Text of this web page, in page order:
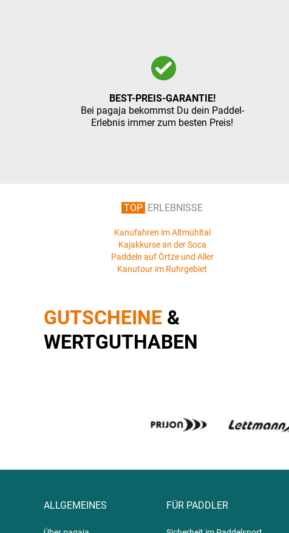
BEST-PREIS-GARANTIE!
Bei pagaja bekommst Du dein Paddel-
Erlebnis immer zum besten Preis!
TOP ERLEBNISSE
Kanufahren im Altmühltal
Kajakkurse an der Soca
Paddeln auf Örtze und Aller
Kanutour im Ruhrgebiet
GUTSCHEINE &
WERTGUTHABEN
ALLGEMEINES FÜR PADDLER